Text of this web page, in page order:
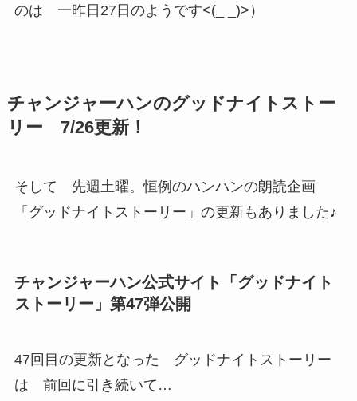
のは 一昨日27日のようです<(_ _)>）
チャンジャーハンのグッドナイトストー
リー 7/26更新！
そして 先週土曜。恒例のハンハンの朗読企画
「グッドナイトストーリー」の更新もありました♪
チャンジャーハン公式サイト「グッドナイト
ストーリー」第47弾公開
47回目の更新となった グッドナイトストーリー
は 前回に引き続いて…